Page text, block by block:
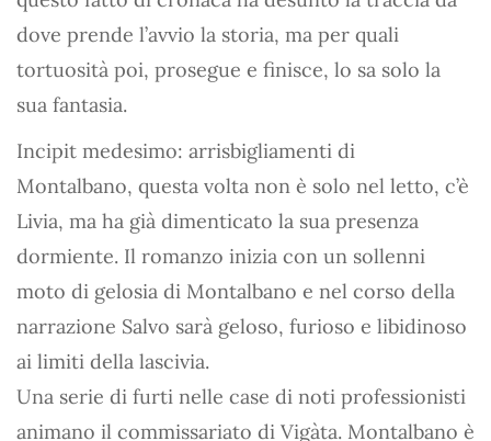
dove prende l’avvio la storia, ma per quali
tortuosità poi, prosegue e finisce, lo sa solo la
sua fantasia.
Incipit medesimo: arrisbigliamenti di
Montalbano, questa volta non è solo nel letto, c’è
Livia, ma ha già dimenticato la sua presenza
dormiente. Il romanzo inizia con un sollenni
moto di gelosia di Montalbano e nel corso della
narrazione Salvo sarà geloso, furioso e libidinoso
ai limiti della lascivia.
Una serie di furti nelle case di noti professionisti
animano il commissariato di Vigàta. Montalbano è